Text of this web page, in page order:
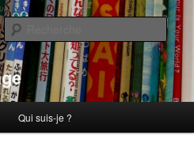
page
Qui suis-je ?